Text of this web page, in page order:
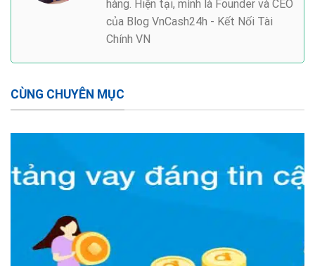
hàng. Hiện tại, mình là Founder và CEO
của Blog VnCash24h - Kết Nối Tài
Chính VN
CÙNG CHUYÊN MỤC